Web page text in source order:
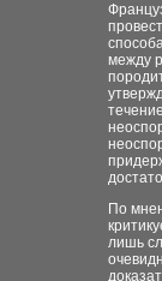
между
По
лишь